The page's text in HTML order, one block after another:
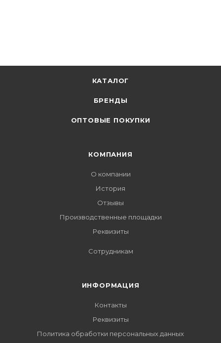
КАТАЛОГ
БРЕНДЫ
ОПТОВЫЕ ПОКУПКИ
КОМПАНИЯ
О компании
История
Отзывы
Производственные площадки
Реквизиты
Сотрудникам
ИНФОРМАЦИЯ
Контакты
Реквизиты
Политика обработки персональных данных